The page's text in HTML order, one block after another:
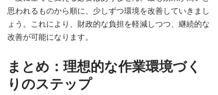
思われるものから順に、少しずつ環境を改善していきまし
ょう。これにより、財政的な負担を軽減しつつ、継続的な
改善が可能になります。
まとめ：理想的な作業環境づく
りのステップ